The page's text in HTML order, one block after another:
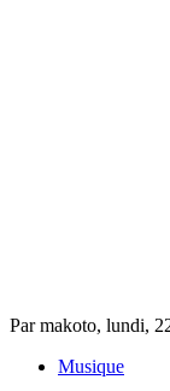
Par makoto, lundi,
Musique